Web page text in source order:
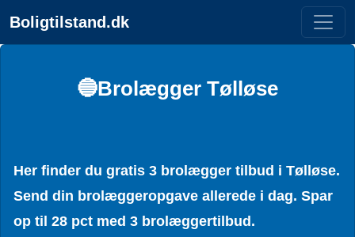
Boligtilstand.dk
🔵Brolægger Tølløse
Her finder du gratis 3 brolægger tilbud i Tølløse.
Send din brolæggeropgave allerede i dag. Spar
op til 28 pct med 3 brolæggertilbud.